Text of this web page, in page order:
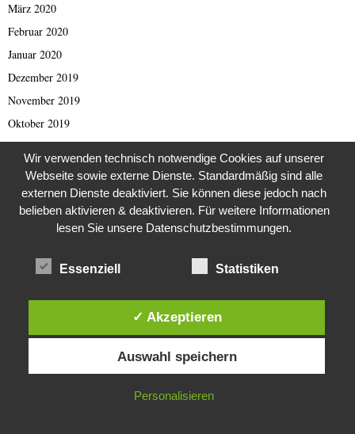
März 2020
Februar 2020
Januar 2020
Dezember 2019
November 2019
Oktober 2019
September 2019
August 2019
Juli 2019
Juni 2019
April 2019
November 2018
Diese Website verwendet Cookies. Durch die weitere Nutzung dieser
Website stimmst du der Verwendung von Cookies zu.
IN ORDNUNG
Wir verwenden technisch notwendige Cookies auf unserer
Webseite sowie externe Dienste. Standardmäßig sind alle
externen Dienste deaktiviert. Sie können diese jedoch nach
belieben aktivieren & deaktivieren. Für weitere Informationen
lesen Sie unsere Datenschutzbestimmungen.
Essenziell Statistiken
✓ Akzeptieren
Auswahl speichern
Personalisieren